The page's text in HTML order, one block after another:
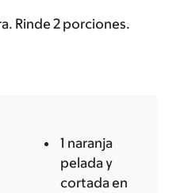
Rinde 2 porciones.
1 naranja
pelada y
cortada en